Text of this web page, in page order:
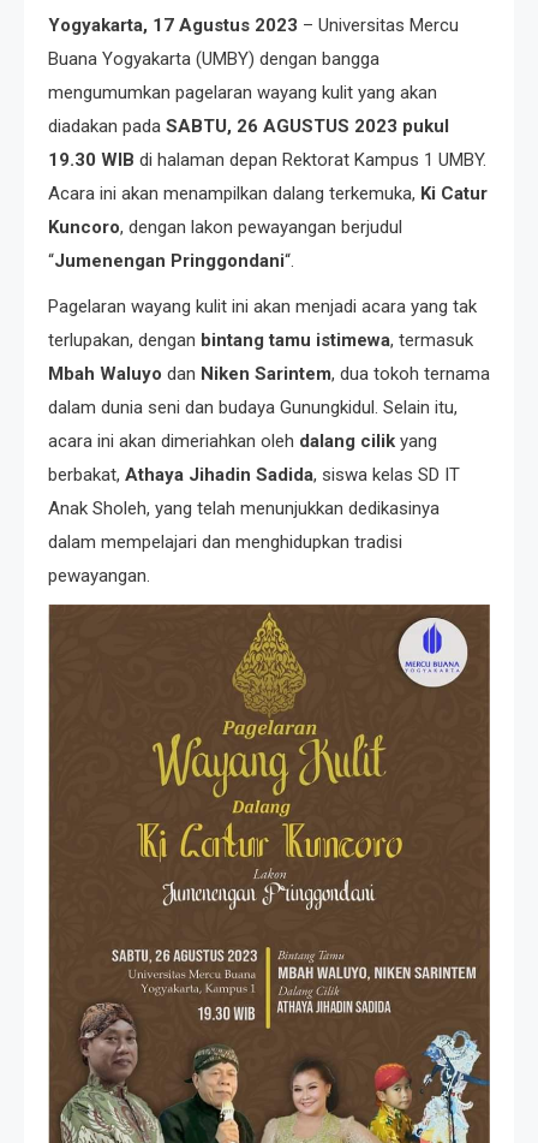
Yogyakarta, 17 Agustus 2023 – Universitas Mercu
Buana Yogyakarta (UMBY) dengan bangga
mengumumkan pagelaran wayang kulit yang akan
diadakan pada SABTU, 26 AGUSTUS 2023 pukul
19.30 WIB di halaman depan Rektorat Kampus 1 UMBY.
Acara ini akan menampilkan dalang terkemuka, Ki Catur
Kuncoro, dengan lakon pewayangan berjudul
“Jumenengan Pringgondani“.
Pagelaran wayang kulit ini akan menjadi acara yang tak
terlupakan, dengan bintang tamu istimewa, termasuk
Mbah Waluyo dan Niken Sarintem, dua tokoh ternama
dalam dunia seni dan budaya Gunungkidul. Selain itu,
acara ini akan dimeriahkan oleh dalang cilik yang
berbakat, Athaya Jihadin Sadida, siswa kelas SD IT
Anak Sholeh, yang telah menunjukkan dedikasinya
dalam mempelajari dan menghidupkan tradisi
pewayangan.